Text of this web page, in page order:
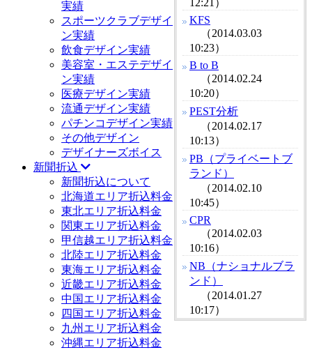
KFS
（2014.03.03
10:23）
B to B
（2014.02.24
10:20）
PEST分析
（2014.02.17
10:13）
PB（プライベートブ
ランド）
（2014.02.10
10:45）
CPR
（2014.02.03
10:16）
NB（ナショナルブラ
ンド）
（2014.01.27
10:17）
実績
スポーツクラブデザイ
ン実績
飲食デザイン実績
美容室・エステデザイ
ン実績
医療デザイン実績
流通デザイン実績
パチンコデザイン実績
その他デザイン
デザイナーズボイス
新聞折込
新聞折込について
北海道エリア折込料金
東北エリア折込料金
関東エリア折込料金
甲信越エリア折込料金
北陸エリア折込料金
東海エリア折込料金
近畿エリア折込料金
中国エリア折込料金
四国エリア折込料金
九州エリア折込料金
沖縄エリア折込料金